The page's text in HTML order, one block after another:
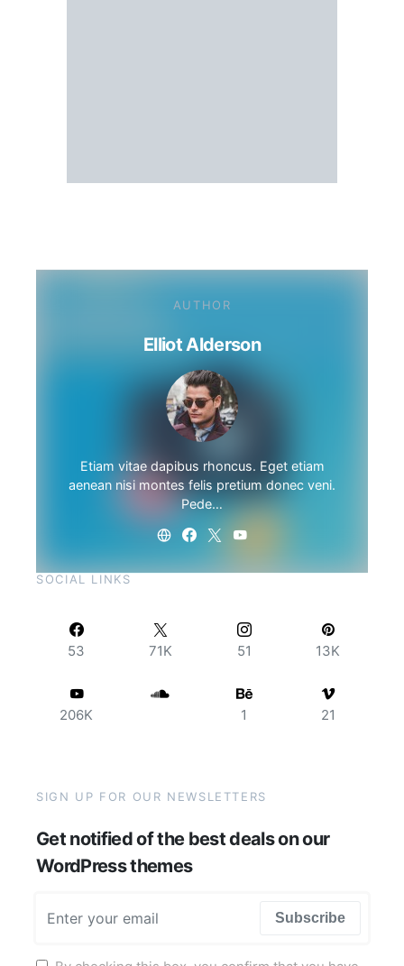
AUTHOR
Elliot Alderson
Etiam vitae dapibus rhoncus. Eget etiam
aenean nisi montes felis pretium donec veni.
Pede…
SOCIAL LINKS
53 71K 51 13K
206K 1 21
SIGN UP FOR OUR NEWSLETTERS
Get notified of the best deals on our
WordPress themes
Subscribe